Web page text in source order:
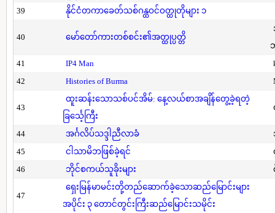
39
နိုင်ငံတကာခေတ်သစ်ဂန္ထဝင်ဝတ္ထုတိုများ ၁
40 မော်တော်ကားတစ်စင်း၏အတ္ထုပ္ပတ္တိ
41
IP4 Man
42
Histories of Burma
43
ထူးဆန်းသောသစ်ပင်အိမ်: နေ့လယ်စာအချိန်တွေ့ခဲ့ရတဲ့
ခြင်္သေ့ကြီး
44 အင်္ဂလိပ်သဒ္ဒါညီလာခံ
45
ငါသာမိဘဖြစ်ခဲ့ရင်
46
ဘိုင်စကယ်သူခိုးများ
47
ရှေးမြန်မာမင်းတို့တည်ဆောက်ခဲ့သောဆည်မြောင်းများ
အပိုင်း ၃ တောင်တွင်းကြီးဆည်မြောင်းသမိုင်း